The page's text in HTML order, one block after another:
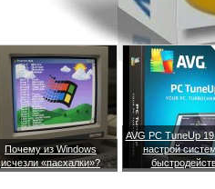
Почему из Windows
исчезли «пасхалки»?
AVG PC TuneUp
настрой